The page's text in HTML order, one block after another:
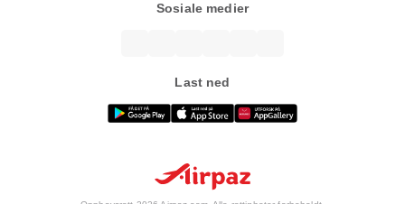
Sosiale medier
Last ned